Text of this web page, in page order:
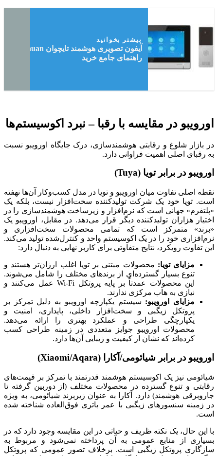
بیشتر بخوانید
راهنمای جامع خرید
اورویبو در مقایسه با رقبا – نبرد اکوسیستم‌ها
در بازار شلوغ و رقابتی هوشمندسازی، درک جایگاه اورویبو نسبت
به رقبای اصلی اهمیت فراوانی دارد.
اورویبو در برابر تویا (Tuya)
نقطه اصلی تفاوت میان اورویبو و تویا در مدل کسب‌وکار آن‌ها نهفته
است. تویا خود یک شرکت تولیدکننده سخت‌افزار نیست، بلکه یک
«پلتفرم» جهانی است که نرم‌افزار و زیرساخت هوشمندسازی را در
اختیار هزاران تولیدکننده دیگر قرار می‌دهد. در مقابل، اورویبو یک
«برند» متمرکز است که تمامی محصولات سخت‌افزاری و
نرم‌افزاری خود را در یک اکوسیستم واحد و کنترل‌شده تولید می‌کند.
این تفاوت رویکرد، نتایج متفاوتی برای کاربر نهایی به دنبال دارد:
مزایای تویا: محصولات مبتنی بر تویا اغلب ارزان‌تر هستند و
تنوع بسیار گسترده‌ای از برندهای مختلف را شامل می‌شوند.
این محصولات عمدتاً بر پایه پروتکل Wi-Fi عمل می‌کنند و
نیازی به هاب مرکزی ندارند.
مزایای اورویبو: سیستم یکپارچه اورویبو به دلیل تمرکز بر
پروتکل زیگبی و سخت‌افزار داخلی، پایداری، امنیت و
یکپارچگی طراحی و عملکرد بهتری را ارائه می‌دهد.
محصولات اورویبو جوایز متعددی در زمینه طراحی کسب
کرده‌اند که نشان از کیفیت و زیبایی آن‌ها دارد.
اورویبو در برابر شیائومی/آکارا (Xiaomi/Aqara)
شیائومی نیز یک اکوسیستم هوشمند قدرتمند با تمرکز بر قیمت‌های
رقابتی و تنوع گسترده در محصولات مختلف (از دوربین گرفته تا
جاروبرقی هوشمند) دارد. آکارا به عنوان زیربرند شیائومی، به ویژه
در زمینه سنسورهای زیگبی با عمر باتری فوق‌العاده شناخته شده
است.
با این حال، یک نکته ظریف و حیاتی در این مقایسه وجود دارد که در
بسیاری از منابع عمومی به آن پرداخته نمی‌شود و مربوط به
سازگاری پروتکل زیگبی است. برخلاف تصور عمومی که پروتکل